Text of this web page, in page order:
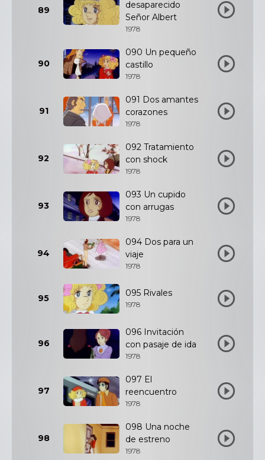
89
desaparecido
Señor Albert
1978
90
090 Un pequeño
castillo
1978
91
091 Dos amantes
corazones
1978
92
092 Tratamiento
con shock
1978
93
093 Un cupido
con arrugas
1978
94
094 Dos para un
viaje
1978
95 095 Rivales
1978
96
096 Invitación
con pasaje de ida
1978
97
097 El
reencuentro
1978
98
098 Una noche
de estreno
1978